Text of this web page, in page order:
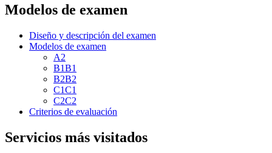
Modelos de examen
Diseño y descripción del examen
Modelos de examen
A2
B1B1
B2B2
C1C1
C2C2
Criterios de evaluación
Servicios más visitados